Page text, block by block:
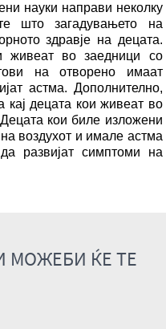
науки направи неколку
што загадувањето на
здравје на децата.
живеат во заедници со
на отворено имаат
астма. Дополнително,
кај децата кои живеат во
кои биле изложени
воздухот и имале астма
развијат симптоми на
МОЖЕБИ ЌЕ ТЕ